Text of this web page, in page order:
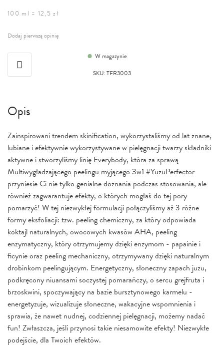
100 ml = 12,5 zł
Dodaj pierwszą opinię
W magazynie
SKU:TFR3003
Opis
Zainspirowani trendem skinification, wykorzystaliśmy od lat znane,
lubiane i efektywnie wykorzystywane w pielęgnacji twarzy składniki
aktywne i stworzyliśmy linię Everybody, która za sprawą
Multiwygładzającego peelingu myjącego 3w1 #YuzuPerfector
przyniesie Ci nie tylko genialne doznania podczas stosowania, ale
również zagwarantuje efekty, o których mogłaś do tej pory
pomarzyć! W tej niezwykłej formulacji połączyliśmy aż 3 różne
formy eksfoliacji: tzw. peeling chemiczny, za który odpowiada
koktajl naturalnych, owocowych kwasów AHA, peeling
enzymatyczny, który otrzymujemy dzięki enzymom - papainie i
ficynie oraz peeling mechaniczny, otrzymywany dzięki naturalnym
drobinkom peelingującym. Energetyczny, słoneczny zapach juzu,
podkręcony niuansami soczystej pomarańczy, o sercu grejfruta i
brzoskwini, spoczywający na bazie bursztynowego karmelu -
energetyzuje, wizualizuje słoneczne, wakacyjne wspomnienia i
sprawia, że nawet nudnej, codziennej pielęgnacji, możemy nadać
fun! Zwłaszcza, jeśli przynosi takie niesamowite efekty! Niezwykłe
podejście, dla Twoich efektów.